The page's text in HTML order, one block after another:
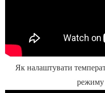
Як налаштувати